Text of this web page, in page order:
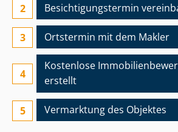
Besichtigungs­termin
Ortstermin mit dem Makler
Kostenlose
erstellt
Vermarktung des Objektes